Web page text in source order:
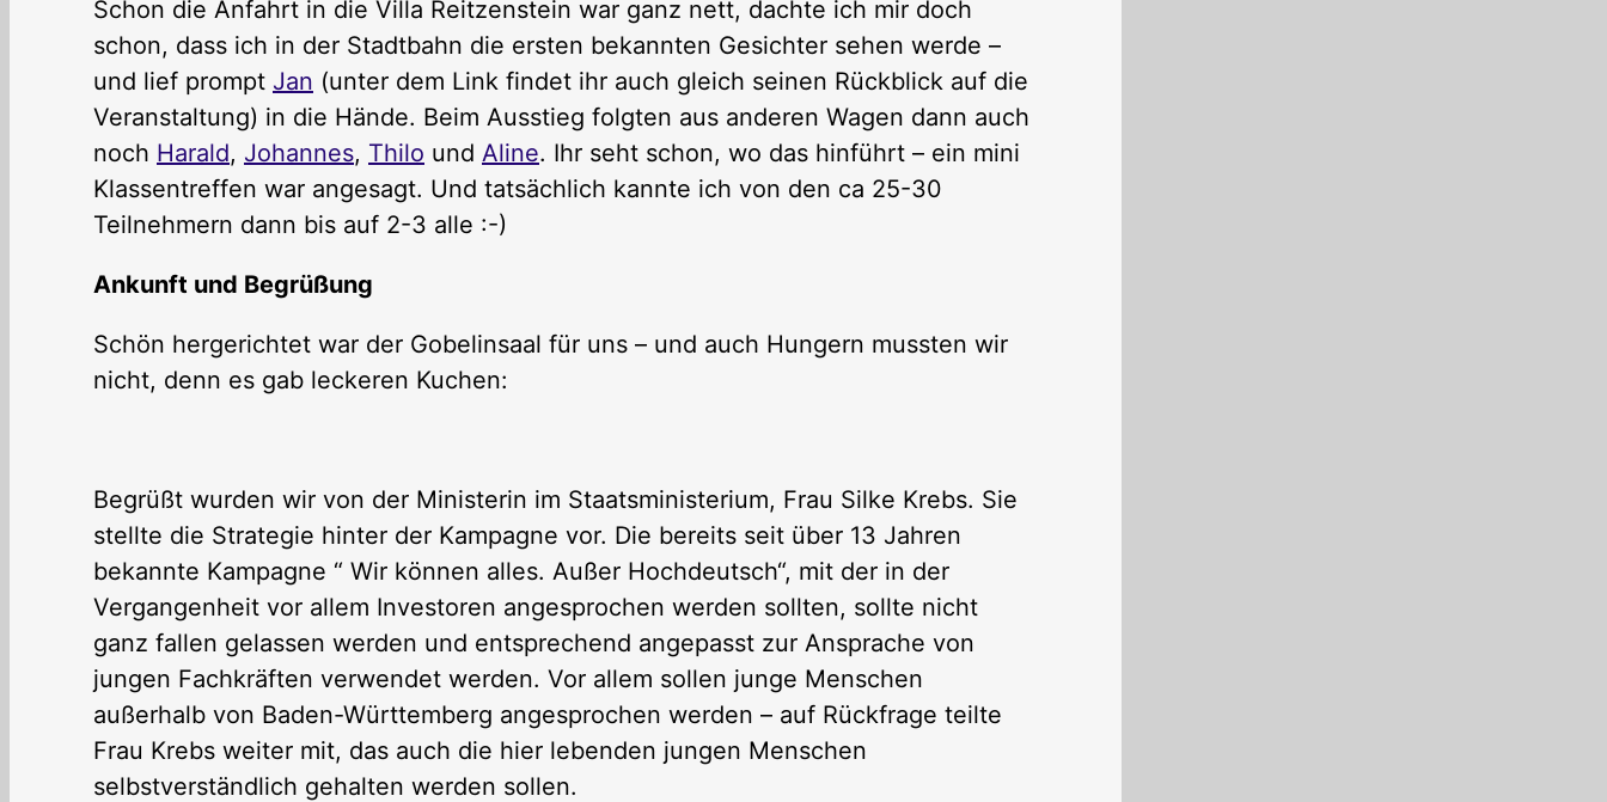
Schon die Anfahrt in die Villa Reitzenstein war ganz nett, dachte ich mir doch
schon, dass ich in der Stadtbahn die ersten bekannten Gesichter sehen werde –
und lief prompt Jan (unter dem Link findet ihr auch gleich seinen Rückblick auf die
Veranstaltung) in die Hände. Beim Ausstieg folgten aus anderen Wagen dann auch
noch Harald, Johannes, Thilo und Aline. Ihr seht schon, wo das hinführt – ein mini
Klassentreffen war angesagt. Und tatsächlich kannte ich von den ca 25-30
Teilnehmern dann bis auf 2-3 alle :-)
Ankunft und Begrüßung
Schön hergerichtet war der Gobelinsaal für uns – und auch Hungern mussten wir
nicht, denn es gab leckeren Kuchen:
Begrüßt wurden wir von der Ministerin im Staatsministerium, Frau Silke Krebs. Sie
stellte die Strategie hinter der Kampagne vor. Die bereits seit über 13 Jahren
bekannte Kampagne “ Wir können alles. Außer Hochdeutsch“, mit der in der
Vergangenheit vor allem Investoren angesprochen werden sollten, sollte nicht
ganz fallen gelassen werden und entsprechend angepasst zur Ansprache von
jungen Fachkräften verwendet werden. Vor allem sollen junge Menschen
außerhalb von Baden-Württemberg angesprochen werden – auf Rückfrage teilte
Frau Krebs weiter mit, das auch die hier lebenden jungen Menschen
selbstverständlich gehalten werden sollen.